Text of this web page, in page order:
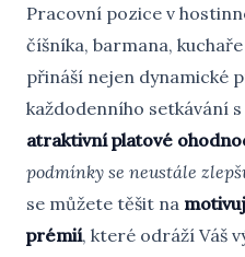
Pracovní pozice v
číšníka, barmana,
přináší nejen dynamické
každodenního setkávání
atraktivní platové
podmínky se neustále
se můžete těšit na
prémií, které odráží Váš